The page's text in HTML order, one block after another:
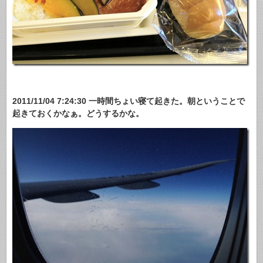
2011/11/04 7:24:30 一時間ちょい寝て起きた。朝ということで
起きておくかなぁ。どうするかな。